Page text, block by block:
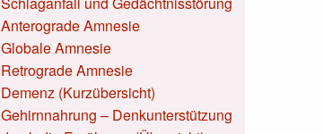
Anterograde Amnesie
Globale Amnesie
Retrograde Amnesie
Demenz (Kurzübersicht)
Gehirnnahrung – Denkunterstützung